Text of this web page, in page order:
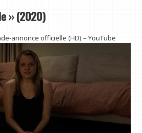
» (2020)
annonce officielle (HD) – YouTube